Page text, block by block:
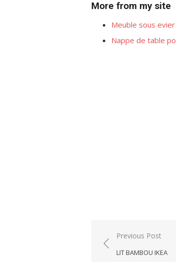
More from my site
Meuble sous
Nappe de table
Post
navigation
Previous Post
LIT BAMBOU IKEA